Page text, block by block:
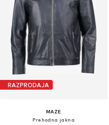
RAZPRODAJA
MAZE
Prehodna jakna